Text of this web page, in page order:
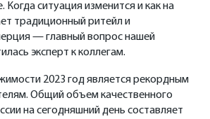
Когда ситуация изменится и как на
традиционный ритейл и
— главный вопрос нашей
эксперт к коллегам.
2023 год является рекордным
Общий объем качественного
на сегодняшний день составляет